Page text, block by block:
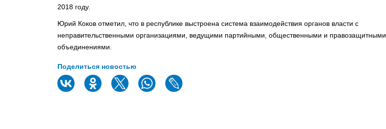
2018 году.
Юрий Коков отметил, что в республике выстроена система взаимодействия органов власти с
неправительственными организациями, ведущими партийными, общественными и правозащитными
объединениями.
Поделиться новостью